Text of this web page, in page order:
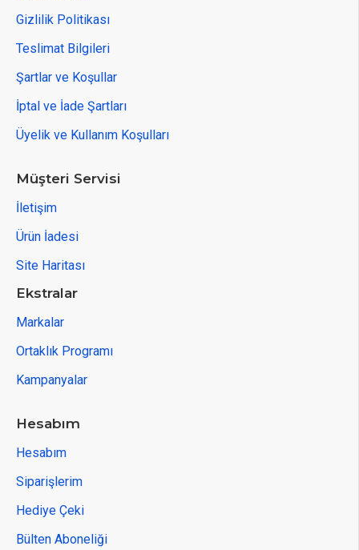
Gizlilik Politikası
Teslimat Bilgileri
Şartlar ve Koşullar
İptal ve İade Şartları
Üyelik ve Kullanım Koşulları
Müşteri Servisi
İletişim
Ürün İadesi
Site Haritası
Ekstralar
Markalar
Ortaklık Programı
Kampanyalar
Hesabım
Hesabım
Siparişlerim
Hediye Çeki
Bülten Aboneliği